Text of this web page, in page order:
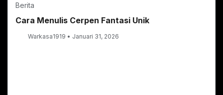
Berita
Cara Menulis Cerpen Fantasi Unik
Warkasa1919 Januari 31, 2026